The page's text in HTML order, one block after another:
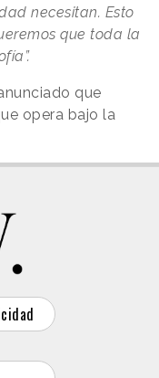
necesitan. Esto
que toda la
que
opera bajo la